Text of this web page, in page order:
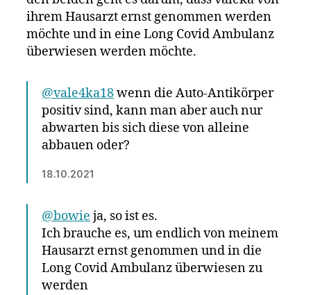
ihrem Hausarzt ernst genommen werden
möchte und in eine Long Covid Ambulanz
überwiesen werden möchte.
@vale4ka18wenn die Auto-Antikörper
positiv sind, kann man aber auch nur
abwarten bis sich diese von alleine
abbauen oder?
18.10.2021
@bowie ja, so ist es.
Ich brauche es, um endlich von meinem
Hausarzt ernst genommen und in die
Long Covid Ambulanz überwiesen zu
werden